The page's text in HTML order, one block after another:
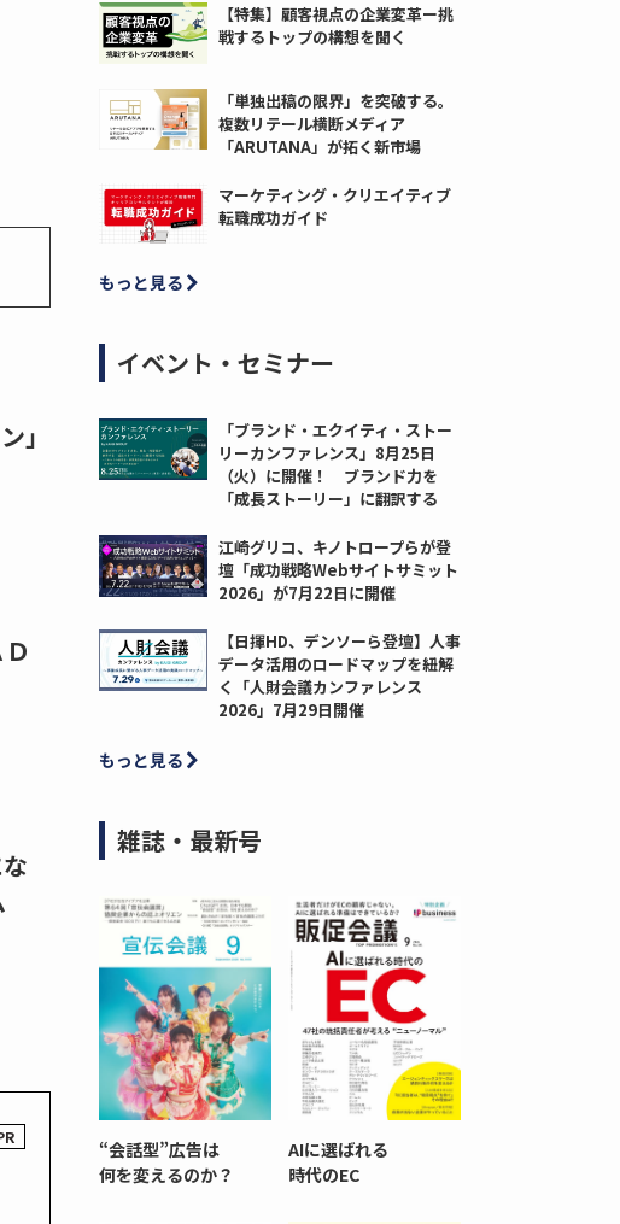
」
【特集】顧客視点の企業変革ー挑
戦するトップの構想を聞く
「単独出稿の限界」を突破する。
複数リテール横断メディア
「ARUTANA」が拓く新市場
マーケティング・クリエイティブ
転職成功ガイド
もっと見る
イベント・セミナー
「ブランド・エクイティ・ストー
リーカンファレンス」8月25日
（火）に開催！ ブランド力を
「成長ストーリー」に翻訳する
江崎グリコ、キノトロープらが登
壇「成功戦略Webサイトサミット
2026」が7月22日に開催
【日揮HD、デンソーら登壇】人事
データ活用のロードマップを紐解
く「人財会議カンファレンス
2026」7月29日開催
もっと見る
雑誌・最新号
“会話型”広告は
何を変えるのか？
AIに選ばれる
時代のEC